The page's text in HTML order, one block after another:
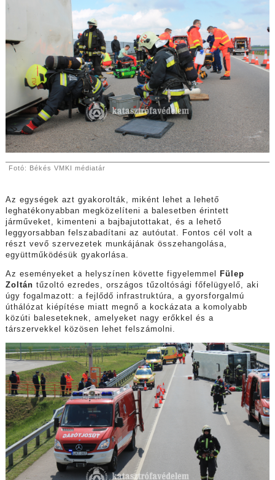
Fotó: Békés VMKI médiatár
Az egységek azt gyakorolták, miként lehet a lehető
leghatékonyabban megközelíteni a balesetben érintett
járműveket, kimenteni a bajbajutottakat, és a lehető
leggyorsabban felszabadítani az autóutat. Fontos cél volt a
részt vevő szervezetek munkájának összehangolása,
együttműködésük gyakorlása.
Az eseményeket a helyszínen követte figyelemmel
Fülep
Zoltán tűzoltó ezredes, országos tűzoltósági főfelügyelő, aki
úgy fogalmazott: a fejlődő infrastruktúra, a gyorsforgalmú
úthálózat kiépítése miatt megnő a kockázata a komolyabb
közúti baleseteknek, amelyeket nagy erőkkel és a
társzervekkel közösen lehet felszámolni.